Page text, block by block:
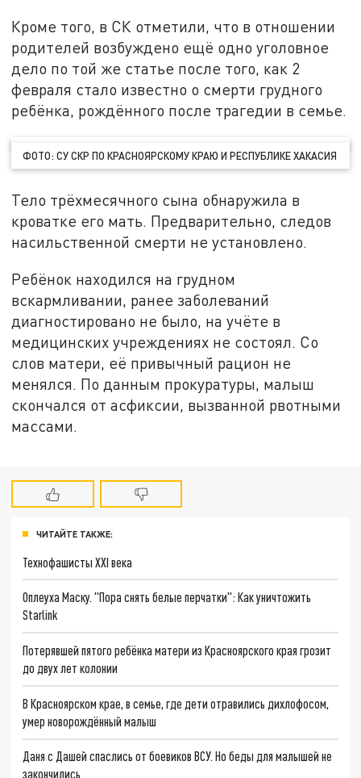
Кроме того, в СК отметили, что в отношении
родителей возбуждено ещё одно уголовное
дело по той же статье после того, как 2
февраля стало известно о смерти грудного
ребёнка, рождённого после трагедии в семье.
ФОТО: СУ СКР ПО КРАСНОЯРСКОМУ КРАЮ И РЕСПУБЛИКЕ ХАКАСИЯ
Тело трёхмесячного сына обнаружила в
кроватке его мать. Предварительно, следов
насильственной смерти не установлено.
Ребёнок находился на грудном
вскармливании, ранее заболеваний
диагностировано не было, на учёте в
медицинских учреждениях не состоял. Со
слов матери, её привычный рацион не
менялся. По данным прокуратуры, малыш
скончался от асфиксии, вызванной рвотными
массами.
ЧИТАЙТЕ ТАКЖЕ:
Технофашисты XXI века
Оплеуха Маску. "Пора снять белые перчатки": Как уничтожить
Starlink
Потерявшей пятого ребёнка матери из Красноярского края грозит
до двух лет колонии
В Красноярском крае, в семье, где дети отравились дихлофосом,
умер новорождённый малыш
Даня с Дашей спаслись от боевиков ВСУ. Но беды для малышей не
закончились